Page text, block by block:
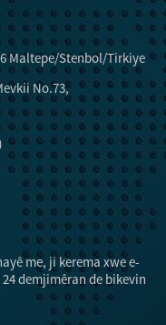
Maltepe/Stenbol/Tirkiye
No.73,
me, ji kerema xwe e-
demjimêran de bikevin